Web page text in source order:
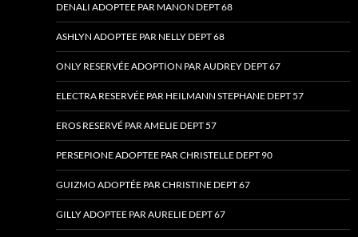
DENALI ADOPTEE PAR MANON DEPT 68
ASHLYN ADOPTEE PAR NELLY DEPT 68
ONLY RESERVÉE ADOPTION PAR AUDREY DEPT 67
ELECTRA RESERVÉE PAR HEILMANN STEPHANE DEPT 57
EROS RESERVÉ PAR AMELIE DEPT 57
PERSEPIONE ADOPTEE PAR CHRISTELLE DEPT 90
GUIZMO ADOPTÉE PAR CHRISTINE DEPT 67
GILLY ADOPTEE PAR AURELIE DEPT 67